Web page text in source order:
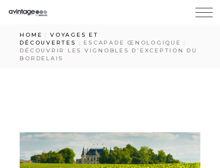
HOME
VOYAGES ET
DÉCOUVERTES
ESCAPADE ŒNOLOGIQUE :
DÉCOUVRIR LES VIGNOBLES D’EXCEPTION DU
BORDELAIS